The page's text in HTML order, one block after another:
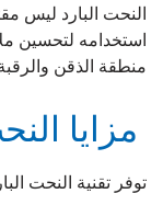
النحت البارد ليس
استخدامه لتحسين
منطقة الذقن
مزايا
توفر تقنية النحت